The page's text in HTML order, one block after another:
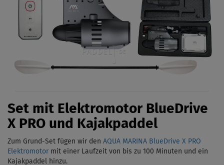
Set mit Elektromotor BlueDrive
X PRO und Kajakpaddel
Zum Grund-Set fügen wir den AQUA MARINA BlueDrive X PRO
Elektromotor mit einer Laufzeit von bis zu 100 Minuten und ein
Kajakpaddel hinzu.